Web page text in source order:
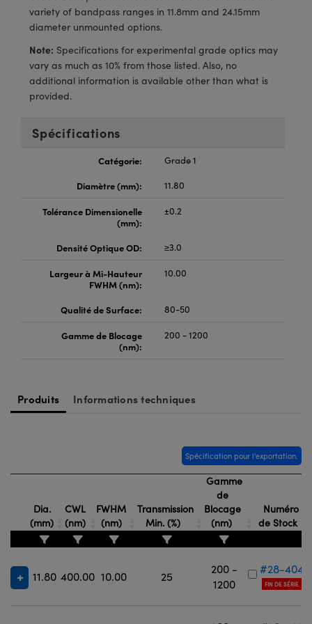
de Poche ou à Mesure Directe
: Microscopie
pour Caméras
: Caméras
Optiques Lightpath
Optiques de SCHOTT
variety of bandpass ranges in 11.8mm and 24.15mm
diameter unmounted options.
Note: Specifications for experimental grade optics may
vary as much as 10% from those listed. Also, no
additional information is available other than what is
provided.
Spécifications
Catégorie:
Grade 1
Diamètre (mm):
11.80
Tolérance Dimensionelle
(mm):
±0.2
Densité Optique OD: ≥3.0
Largeur à Mi-Hauteur
FWHM (nm):
10.00
Qualité de Surface: 80-50
Gamme de Blocage
(nm):
200 - 1200
Produits Informations techniques
Spécification pour l'exportation.
Dia.
(mm)
CWL
(nm)
FWHM
(nm)
Transmission
Min. (%)
Gamme
de
Blocage
(nm)
Numéro
de Stock
11.80 400.00 10.00 25
200 -
1200
#28-404
FIN DE SÉRIE